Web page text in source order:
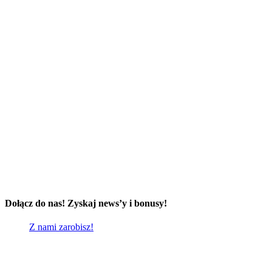
Dołącz do nas! Zyskaj news’y i bonusy!
Z nami zarobisz!